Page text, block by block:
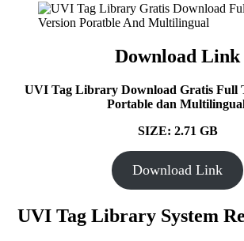
Download Link
UVI Tag Library Download Gratis Full
Portable dan
SIZE: 2.71 GB
Download Link
UVI Tag Library System